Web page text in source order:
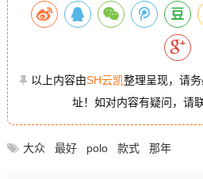
以上内容由SH云凯整理呈现，请
址！如对内容有疑问，请
大众 最好 polo 款式 那年